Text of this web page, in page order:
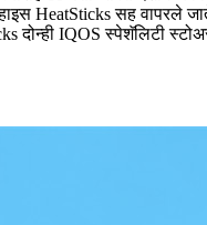
HeatSticks सह
दोन्ही IQOS स्पेशॅलिटी